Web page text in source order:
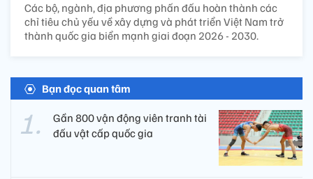
Các bộ, ngành, địa phương phấn đấu hoàn thành các
chỉ tiêu chủ yếu về xây dựng và phát triển Việt Nam trở
thành quốc gia biển mạnh giai đoạn 2026 - 2030.
Bạn đọc quan tâm
Gần 800 vận động viên tranh tài
đấu vật cấp quốc gia